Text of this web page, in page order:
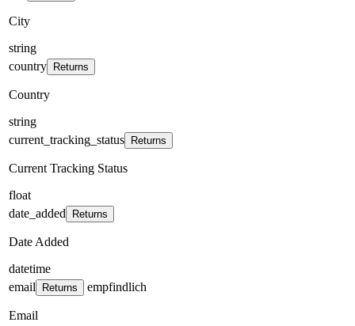
City
string
country
Returns
Country
string
current_tracking_status
Returns
Current Tracking Status
float
date_added
Returns
Date Added
datetime
email
Returns empfindlich
Email